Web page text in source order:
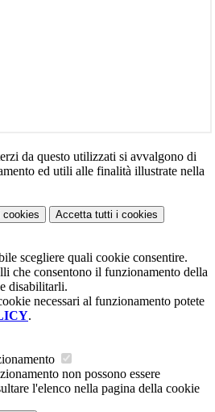
da questo utilizzati si avvalgono di
ed utili alle finalità illustrate nella
cookies Accetta tutti i cookies
scegliere quali cookie consentire.
che consentono il funzionamento della
disabilitarli.
necessari al funzionamento potete
.
non possono essere
l'elenco nella pagina della cookie